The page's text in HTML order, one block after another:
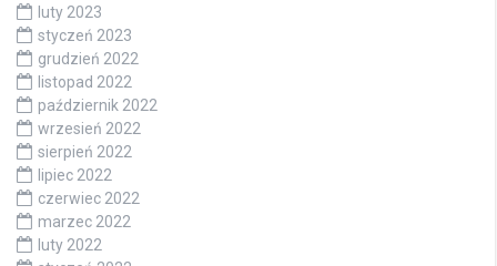
luty 2023
styczeń 2023
grudzień 2022
listopad 2022
październik 2022
wrzesień 2022
sierpień 2022
lipiec 2022
czerwiec 2022
marzec 2022
luty 2022